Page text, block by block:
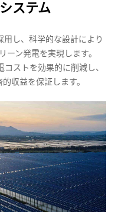
ステム
用し、科学的な設計により
ーン発電を実現します。
ストを効果的に削減し、
収益を保証します。